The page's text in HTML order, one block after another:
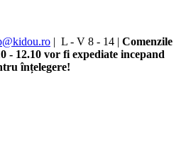
| L - V 8 - 14 | Comenzile
- 12.10 vor fi expediate incepand
înțelegere!